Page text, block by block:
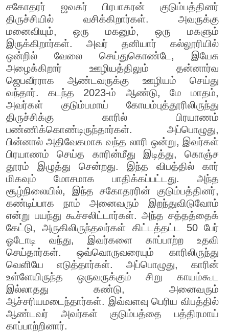
சகோதரர் ஜவகர் பிரபாகரன் குடும்பத்தினர்
திருச்சியில் வசிக்கிறார்கள். அவருக்கு
மனைவியும், ஒரு மகனும், ஒரு மகளும்
இருக்கிறார்கள். அவர் தனியார் கல்லூரியில்
ஒன்றில் வேலை செய்துகொண்டே, இயேசு
அழைக்கிறார் ஊழியத்திலும் தன்னார்வ
ஜெபவீரராக ஆண்டவருக்கு ஊழியம் செய்து
வந்தார். கடந்த 2023-ம் ஆண்டு, மே மாதம்,
அவர்கள் குடும்பமாய் கோயம்புத்தூரிலிருந்து
திருச்சிக்கு காரில் பிரயாணம்
பண்ணிக்கொண்டிருந்தார்கள். அப்பொழுது,
பின்னால் அதிவேகமாக வந்த லாரி ஒன்று, இவர்கள்
பிரயாணம் செய்த காரின்மீது இடித்து, கொஞ்ச
தூரம் இழுத்து சென்றது. இந்த விபத்தில் கார்
மிகவும் மோசமாக பாதிக்கப்பட்டது. அந்த
சூழ்நிலையில், இந்த சகோதரரின் குடும்பத்தினர்,
கண்டிப்பாக நாம் அனைவரும் இறந்துவிடுவோம்
என்று பயந்து கூச்சலிட்டார்கள். அந்த சத்தத்தைக்
கேட்டு, அருகிலிருந்தவர்கள் கிட்டத்தட்ட 50 பேர்
ஓடோடி வந்து, இவர்களை காப்பாற்ற உதவி
செய்தார்கள். ஒவ்வொருவரையும் காரிலிருந்து
வெளியே எடுத்தார்கள். அப்பொழுது, காரின்
உள்ளேயிருந்த ஒருவருக்கும் சிறு காயம்கூட
இல்லாதது கண்டு, அனைவரும்
ஆச்சரியமடைந்தார்கள். இவ்வளவு பெரிய விபத்தில்
ஆண்டவர் அவர்கள் குடும்பத்தை பத்திரமாய்
காப்பாற்றினார்.